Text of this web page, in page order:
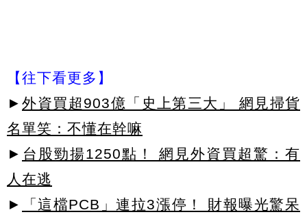
【往下看更多】
► 外資買超903億「史上第三大」 網見掃貨
名單笑：不懂在幹嘛
► 台股勁揚1250點！ 網見外資買超驚：有
人在逃
►
「這檔PCB」連拉3漲停！ 財報曝光驚呆